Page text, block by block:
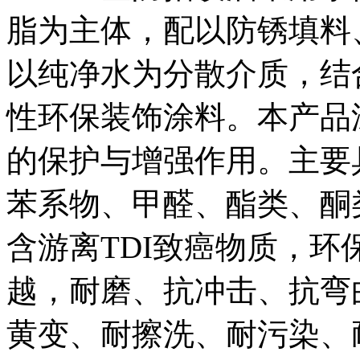
脂为主体，配以防锈填
以纯净水为分散介质，
性环保装饰涂料。本产
的保护与增强作用。主
苯系物、甲醛、酯类、
含游离TDI致癌物质，环
越，耐磨、抗冲击、抗
黄变、耐擦洗、耐污染